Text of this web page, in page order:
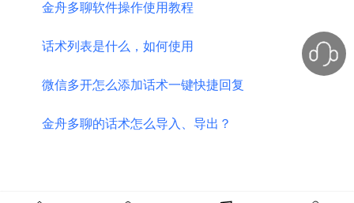
金舟多聊软件操作使用教程
话术列表是什么，如何使用
微信多开怎么添加话术一键快捷回复
金舟多聊的话术怎么导入、导出？